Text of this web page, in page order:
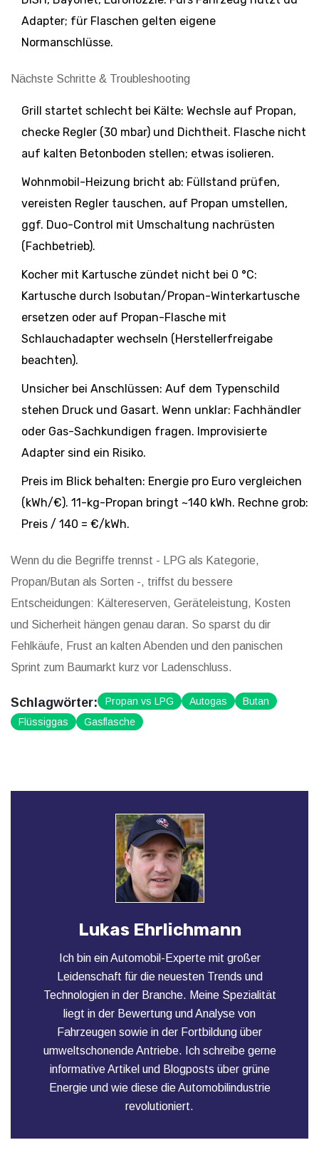
Adapter; für Flaschen gelten eigene
Normanschlüsse.
Nächste Schritte & Troubleshooting
Grill startet schlecht bei Kälte: Wechsle auf Propan,
checke Regler (30 mbar) und Dichtheit. Flasche nicht
auf kalten Betonboden stellen; etwas isolieren.
Wohnmobil-Heizung bricht ab: Füllstand prüfen,
vereisten Regler tauschen, auf Propan umstellen,
ggf. Duo-Control mit Umschaltung nachrüsten
(Fachbetrieb).
Kocher mit Kartusche zündet nicht bei 0 °C:
Kartusche durch Isobutan/Propan-Winterkartusche
ersetzen oder auf Propan-Flasche mit
Schlauchadapter wechseln (Herstellerfreigabe
beachten).
Unsicher bei Anschlüssen: Auf dem Typenschild
stehen Druck und Gasart. Wenn unklar: Fachhändler
oder Gas-Sachkundigen fragen. Improvisierte
Adapter sind ein Risiko.
Preis im Blick behalten: Energie pro Euro vergleichen
(kWh/€). 11-kg-Propan bringt ~140 kWh. Rechne grob:
Preis / 140 = €/kWh.
Wenn du die Begriffe trennst - LPG als Kategorie,
Propan/Butan als Sorten -, triffst du bessere
Entscheidungen: Kältereserven, Geräteleistung, Kosten
und Sicherheit hängen genau daran. So sparst du dir
Fehlkäufe, Frust an kalten Abenden und den panischen
Sprint zum Baumarkt kurz vor Ladenschluss.
Schlagwörter: Propan vs LPG Autogas
Butan
Flüssiggas
Gasflasche
Lukas Ehrlichmann
Ich bin ein Automobil-Experte mit großer
Leidenschaft für die neuesten Trends und
Technologien in der Branche. Meine Spezialität
liegt in der Bewertung und Analyse von
Fahrzeugen sowie in der Fortbildung über
umweltschonende Antriebe. Ich schreibe gerne
informative Artikel und Blogposts über grüne
Energie und wie diese die Automobilindustrie
revolutioniert.